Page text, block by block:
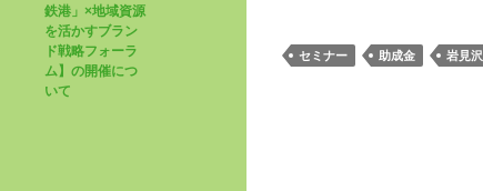
セミナー 助成金 岩見沢
鉄港」×地域資源
を活かすブラン
ド戦略フォーラ
ム】の開催につ
いて